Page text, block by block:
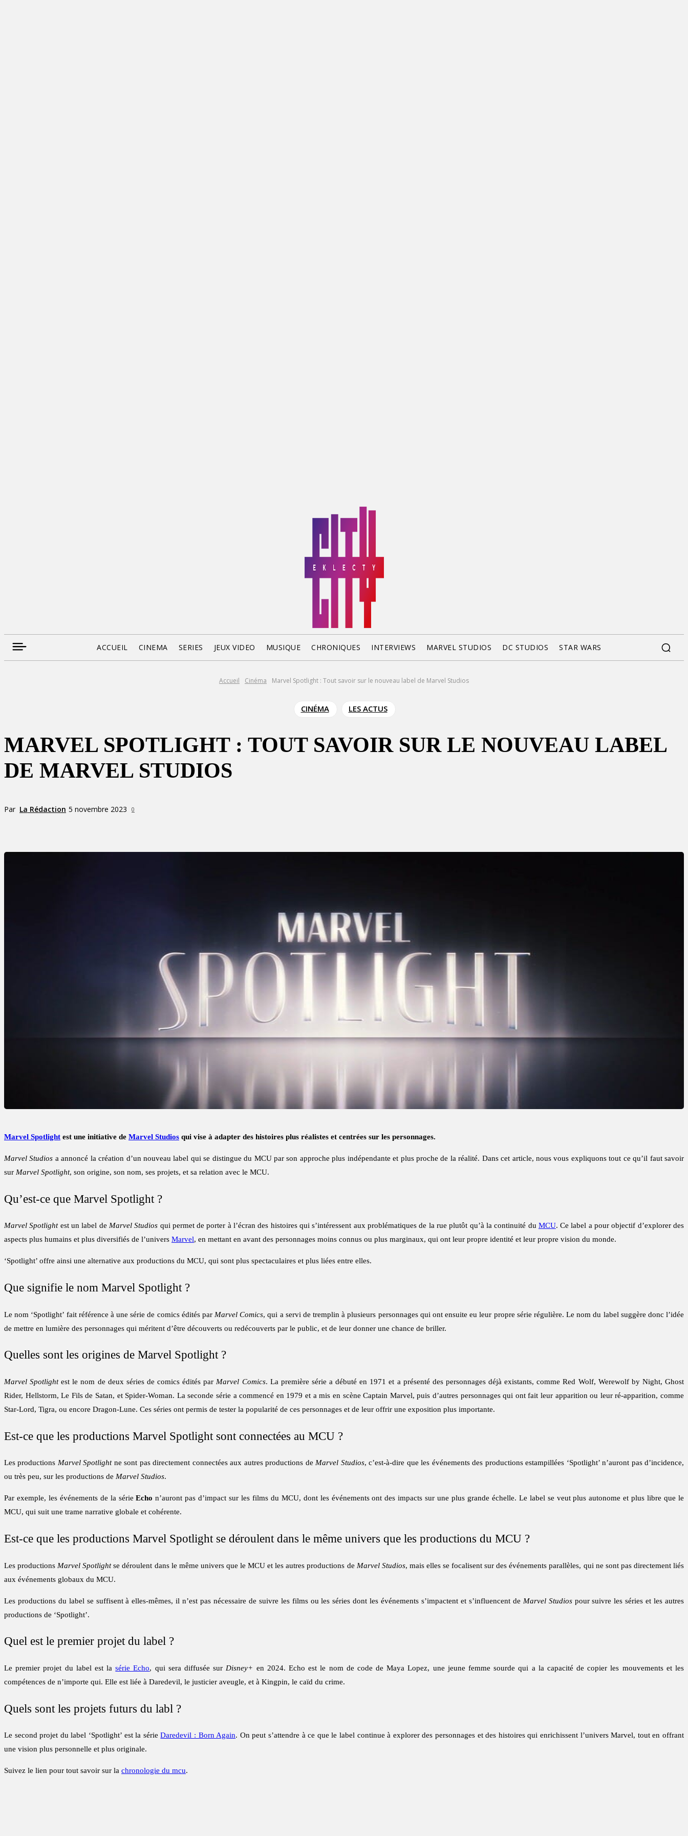
ACCUEIL CINEMA SERIES JEUX VIDEO MUSIQUE CHRONIQUES INTERVIEWS MARVEL STUDIOS DC STUDIOS STAR WARS
Accueil Cinéma Marvel Spotlight : Tout savoir sur le nouveau label de Marvel Studios
CINÉMA LES ACTUS
MARVEL SPOTLIGHT : TOUT SAVOIR SUR LE NOUVEAU LABEL
DE MARVEL STUDIOS
Par La Rédaction 5 novembre 2023 0
Marvel Spotlight est une initiative de Marvel Studios qui vise à adapter des histoires plus réalistes et centrées sur les personnages.
Marvel Studios a annoncé la création d’un nouveau label qui se distingue du MCU par son approche plus indépendante et plus proche de la réalité. Dans cet article, nous vous expliquons tout ce qu’il faut savoir
sur Marvel Spotlight, son origine, son nom, ses projets, et sa relation avec le MCU.
Qu’est-ce que Marvel Spotlight ?
Marvel Spotlightest un label de Marvel Studios qui permet de porter à l’écran des histoires qui s’intéressent aux problématiques de la rue plutôt qu’à la continuité du MCU. Ce label a pour objectif d’explorer des
aspects plus humains et plus diversifiés de l’univers Marvel, en mettant en avant des personnages moins connus ou plus marginaux, qui ont leur propre identité et leur propre vision du monde.
‘Spotlight’ offre ainsi une alternative aux productions du MCU, qui sont plus spectaculaires et plus liées entre elles.
Que signifie le nom Marvel Spotlight ?
Le nom ‘Spotlight’ fait référence à une série de comics édités par Marvel Comics, qui a servi de tremplin à plusieurs personnages qui ont ensuite eu leur propre série régulière. Le nom du label suggère donc l’idée
de mettre en lumière des personnages qui méritent d’être découverts ou redécouverts par le public, et de leur donner une chance de briller.
Quelles sont les origines de Marvel Spotlight ?
Marvel Spotlightest le nom de deux séries de comics édités par Marvel Comics. La première série a débuté en 1971 et a présenté des personnages déjà existants, comme Red Wolf, Werewolf by Night, Ghost
Rider, Hellstorm, Le Fils de Satan, et Spider-Woman. La seconde série a commencé en 1979 et a mis en scène Captain Marvel, puis d’autres personnages qui ont fait leur apparition ou leur ré-apparition, comme
Star-Lord, Tigra, ou encore Dragon-Lune. Ces séries ont permis de tester la popularité de ces personnages et de leur offrir une exposition plus importante.
Est-ce que les productions Marvel Spotlight sont connectées au MCU ?
Les productions Marvel Spotlightne sont pas directement connectées aux autres productions deMarvel Studios, c’est-à-dire que les événements des productions estampillées ‘Spotlight’ n’auront pas d’incidence,
ou très peu, sur les productions de Marvel Studios.
Par exemple, les événements de la sérieEcho n’auront pas d’impact sur les films du MCU, dont les événements ont des impacts sur une plus grande échelle. Le label se veut plus autonome et plus libre que le
MCU, qui suit une trame narrative globale et cohérente.
Est-ce que les productions Marvel Spotlight se déroulent dans le même univers que les productions du MCU ?
Les productions Marvel Spotlightse déroulent dans le même univers que le MCU et les autres productions de Marvel Studios, mais elles se focalisent sur des événements parallèles, qui ne sont pas directement liés
aux événements globaux du MCU.
Les productions du label se suffisent à elles-mêmes, il n’est pas nécessaire de suivre les films ou les séries dont les événements s’impactent et s’influencent de Marvel Studiospour suivre les séries et les autres
productions de ‘Spotlight’.
Quel est le premier projet du label ?
Le premier projet du label est lasérie Echo, qui sera diffusée sur Disney+ en 2024. Echo est le nom de code de Maya Lopez, une jeune femme sourde qui a la capacité de copier les mouvements et les
compétences de n’importe qui. Elle est liée à Daredevil, le justicier aveugle, et à Kingpin, le caïd du crime.
Quels sont les projets futurs du labl ?
Le second projet du label ‘Spotlight’ est la sérieDaredevil : Born Again. On peut s’attendre à ce que le label continue à explorer des personnages et des histoires qui enrichissent l’univers Marvel, tout en offrant
une vision plus personnelle et plus originale.
Suivez le lien pour tout savoir sur la chronologie du mcu.